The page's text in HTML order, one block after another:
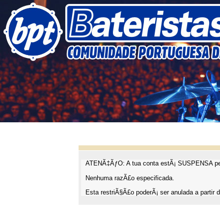
ATENÃ‡ÃƒO: A tua conta estÃ¡ SUSPENSA
Nenhuma razÃ£o especificada.
Esta restriÃ§Ã£o poderÃ¡ ser anulada a partir